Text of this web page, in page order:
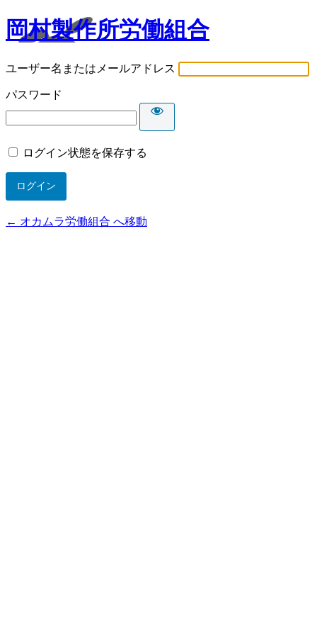
岡村製作所労働組合
ユーザー名またはメールアドレス
パスワード
ログイン状態を保存する
← オカムラ労働組合 へ移動